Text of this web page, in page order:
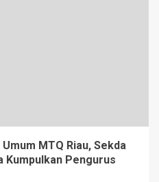
MTQ Riau, Sekda
Kumpulkan Pengurus